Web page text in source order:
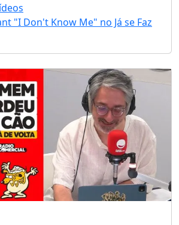
"I Don't Know Me" no Já se Faz